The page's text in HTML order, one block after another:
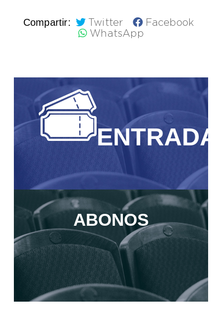
Compartir: Twitter
Facebook
WhatsApp
ABONOS